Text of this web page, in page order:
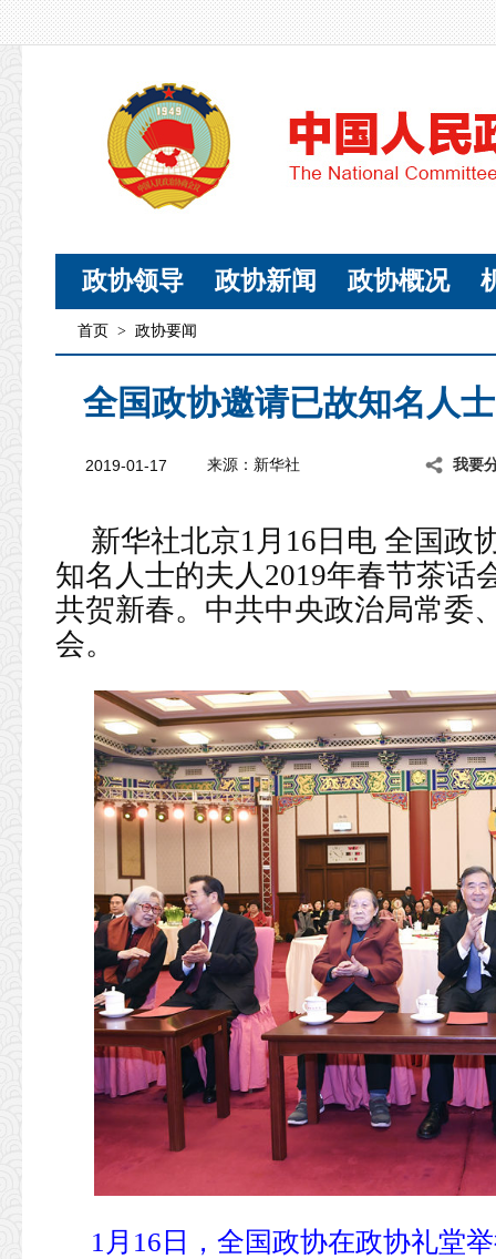
政协领导 政协新闻 政协概况
首页 > 政协要闻
全国政协邀请已故知名人
2019-01-17 来源：新华社 我要
新华社北京1月16日电 全国政
知名人士的夫人2019年春节茶话
共贺新春。中共中央政治局常委
会。
1月16日，全国政协在政协礼堂